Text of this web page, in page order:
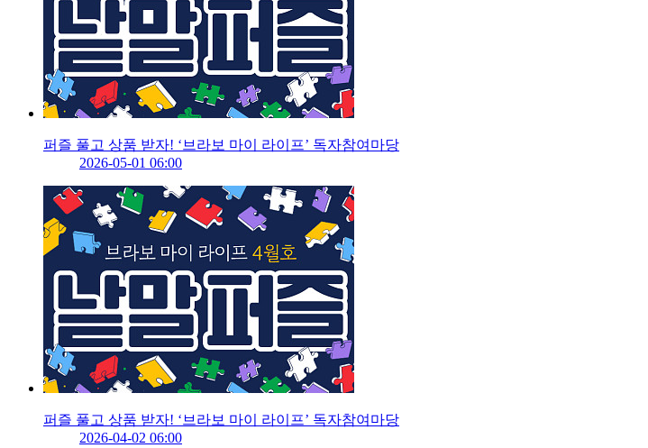
퍼즐 풀고 상품 받자! ‘브라보 마이 라이프’ 독자참여마당
2026-05-01 06:00
퍼즐 풀고 상품 받자! ‘브라보 마이 라이프’ 독자참여마당
2026-04-02 06:00